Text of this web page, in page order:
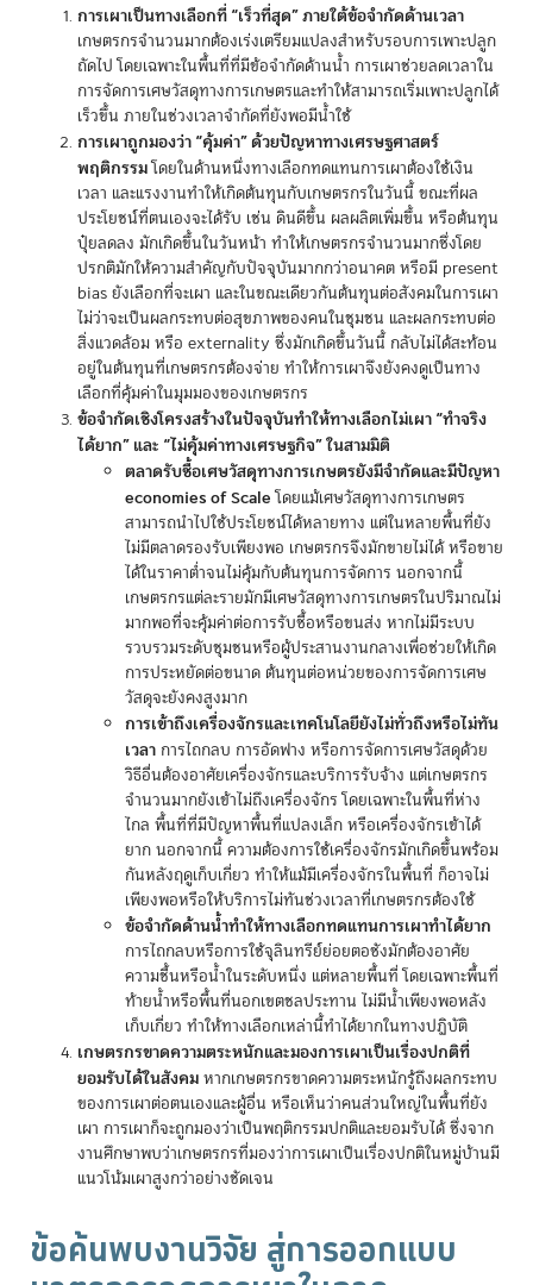
การเผาเป็นทางเลือกที่ “เร็วที่สุด” ภายใต้ข้อจำกัดด้านเวลา
เกษตรกรจำนวนมากต้องเร่งเตรียมแปลงสำหรับรอบการเพาะปลูก
ถัดไป โดยเฉพาะในพื้นที่ที่มีข้อจำกัดด้านน้ำ การเผาช่วยลดเวลาใน
การจัดการเศษวัสดุทางการเกษตรและทำให้สามารถเริ่มเพาะปลูกได้
เร็วขึ้น ภายในช่วงเวลาจำกัดที่ยังพอมีน้ำใช้
การเผาถูกมองว่า “คุ้มค่า” ด้วยปัญหาทางเศรษฐศาสตร์
พฤติกรรมโดยในด้านหนึ่งทางเลือกทดแทนการเผาต้องใช้เงิน
เวลา และแรงงานทำให้เกิดต้นทุนกับเกษตรกรในวันนี้ ขณะที่ผล
ประโยชน์ที่ตนเองจะได้รับ เช่น ดินดีขึ้น ผลผลิตเพิ่มขึ้น หรือต้นทุน
ปุ๋ยลดลง มักเกิดขึ้นในวันหน้า ทำให้เกษตรกรจำนวนมากซึ่งโดย
ปรกติมักให้ความสำคัญกับปัจจุบันมากกว่าอนาคต หรือมี present
bias ยังเลือกที่จะเผา และในขณะเดียวกันต้นทุนต่อสังคมในการเผา
ไม่ว่าจะเป็นผลกระทบต่อสุขภาพของคนในชุมชน และผลกระทบต่อ
สิ่งแวดล้อม หรือ externality ซึ่งมักเกิดขึ้นวันนี้ กลับไม่ได้สะท้อน
อยู่ในต้นทุนที่เกษตรกรต้องจ่าย ทำให้การเผาจึงยังคงดูเป็นทาง
เลือกที่คุ้มค่าในมุมมองของเกษตรกร
ข้อจำกัดเชิงโครงสร้างในปัจจุบันทำให้ทางเลือกไม่เผา “ทำจริง
ได้ยาก” และ “ไม่คุ้มค่าทางเศรษฐกิจ” ในสามมิติ
ตลาดรับซื้อเศษวัสดุทางการเกษตรยังมีจำกัดและมีปัญหา
economies of Scaleโดยแม้เศษวัสดุทางการเกษตร
สามารถนำไปใช้ประโยชน์ได้หลายทาง แต่ในหลายพื้นที่ยัง
ไม่มีตลาดรองรับเพียงพอ เกษตรกรจึงมักขายไม่ได้ หรือขาย
ได้ในราคาต่ำจนไม่คุ้มกับต้นทุนการจัดการ นอกจากนี้
เกษตรกรแต่ละรายมักมีเศษวัสดุทางการเกษตรในปริมาณไม่
มากพอที่จะคุ้มค่าต่อการรับซื้อหรือขนส่ง หากไม่มีระบบ
รวบรวมระดับชุมชนหรือผู้ประสานงานกลางเพื่อช่วยให้เกิด
การประหยัดต่อขนาด ต้นทุนต่อหน่วยของการจัดการเศษ
วัสดุจะยังคงสูงมาก
การเข้าถึงเครื่องจักรและเทคโนโลยียังไม่ทั่วถึงหรือไม่ทัน
เวลา การไถกลบ การอัดฟาง หรือการจัดการเศษวัสดุด้วย
วิธีอื่นต้องอาศัยเครื่องจักรและบริการรับจ้าง แต่เกษตรกร
จำนวนมากยังเข้าไม่ถึงเครื่องจักร โดยเฉพาะในพื้นที่ห่าง
ไกล พื้นที่ที่มีปัญหาพื้นที่แปลงเล็ก หรือเครื่องจักรเข้าได้
ยาก นอกจากนี้ ความต้องการใช้เครื่องจักรมักเกิดขึ้นพร้อม
กันหลังฤดูเก็บเกี่ยว ทำให้แม้มีเครื่องจักรในพื้นที่ ก็อาจไม่
เพียงพอหรือให้บริการไม่ทันช่วงเวลาที่เกษตรกรต้องใช้
ข้อจำกัดด้านน้ำทำให้ทางเลือกทดแทนการเผาทำได้ยาก
การไถกลบหรือการใช้จุลินทรีย์ย่อยตอซังมักต้องอาศัย
ความชื้นหรือน้ำในระดับหนึ่ง แต่หลายพื้นที่ โดยเฉพาะพื้นที่
ท้ายน้ำหรือพื้นที่นอกเขตชลประทาน ไม่มีน้ำเพียงพอหลัง
เก็บเกี่ยว ทำให้ทางเลือกเหล่านี้ทำได้ยากในทางปฏิบัติ
เกษตรกรขาดความตระหนักและมองการเผาเป็นเรื่องปกติที่
ยอมรับได้ในสังคมหากเกษตรกรขาดความตระหนักรู้ถึงผลกระทบ
ของการเผาต่อตนเองและผู้อื่น หรือเห็นว่าคนส่วนใหญ่ในพื้นที่ยัง
เผา การเผาก็จะถูกมองว่าเป็นพฤติกรรมปกติและยอมรับได้ ซึ่งจาก
งานศึกษาพบว่าเกษตรกรที่มองว่าการเผาเป็นเรื่องปกติในหมู่บ้านมี
แนวโน้มเผาสูงกว่าอย่างชัดเจน
ข้อค้นพบงานวิจัย สู่การออกแบบ